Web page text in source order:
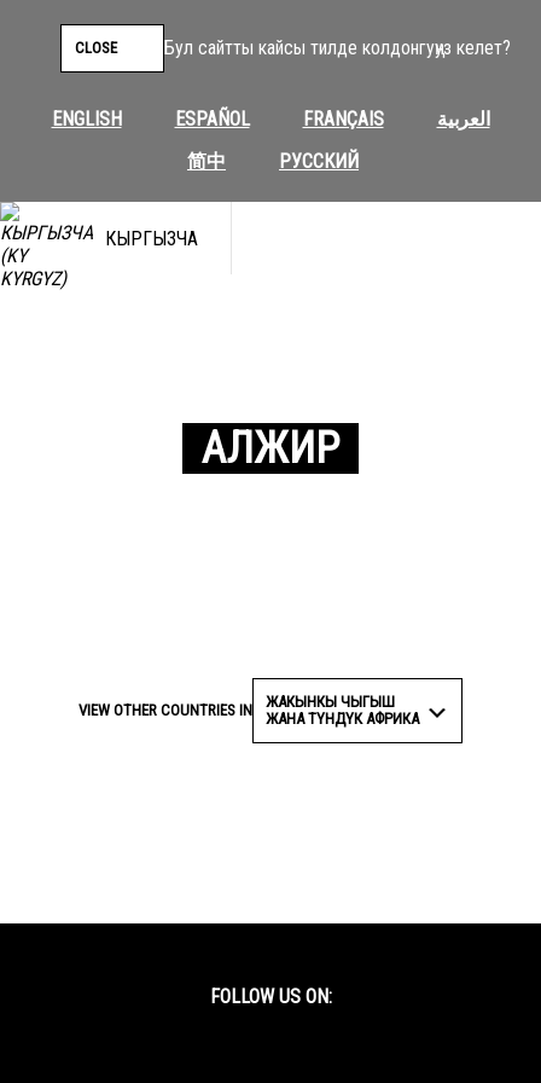
Бул сайтты кайсы тилде колдонгуңуз келет?
ENGLISH ESPAÑOL FRANÇAIS
العربية
简中
РУССКИЙ
CLOSE
КЫРГЫЗЧА
АЛЖИР
VIEW OTHER COUNTRIES IN
ЖАКЫНКЫ ЧЫГЫШ
ЖАНА ТҮНДҮК АФРИКА
FOLLOW US ON: